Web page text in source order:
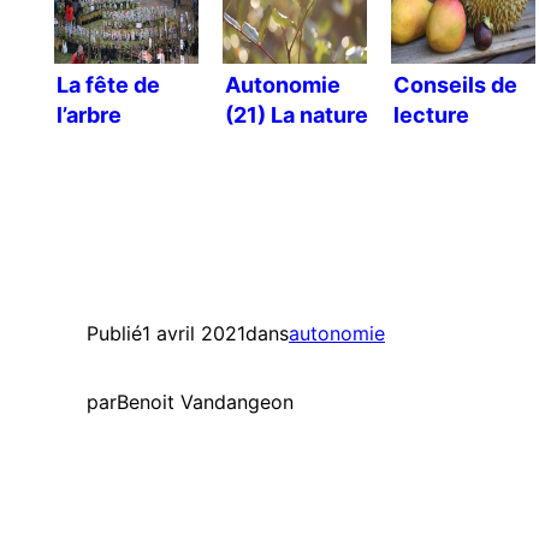
La fête de
l’arbre
Autonomie
(21) La nature
Conseils de
lecture
Publié1 avril 2021dansautonomie
parBenoit Vandangeon